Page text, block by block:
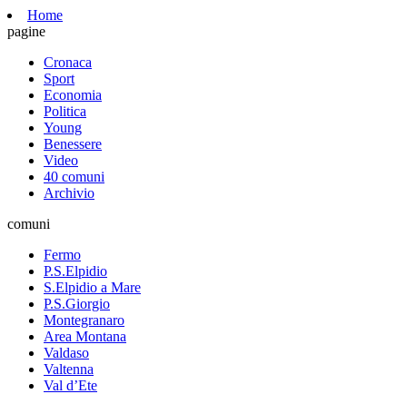
Home
pagine
Cronaca
Sport
Economia
Politica
Young
Benessere
Video
40 comuni
Archivio
comuni
Fermo
P.S.Elpidio
S.Elpidio a Mare
P.S.Giorgio
Montegranaro
Area Montana
Valdaso
Valtenna
Val d’Ete